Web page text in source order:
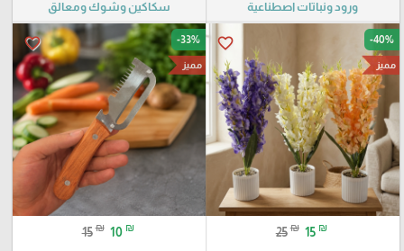
ورود ونباتات اصطناعية
favorite_border -40%
مميز
25 ₪ 15 ₪
سكاكين وشوك ومعالق
favorite_border -33%
مميز
15 ₪ 10 ₪